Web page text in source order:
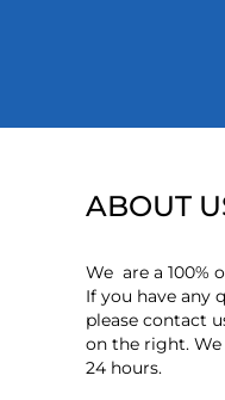
ABOUT
We are a 100%
If you have any
please contact
on the right.
24 hours.